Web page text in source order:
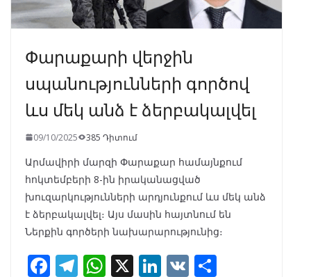
Փարաքարի վերջին
սպանությունների գործով
ևս մեկ անձ է ձերբակալվել
09/10/2025 385 Դիտում
Արմավիրի մարզի Փարաքար համայնքում
հոկտեմբերի 8-ին իրականացված
խուզարկությունների արդյունքում ևս մեկ անձ
է ձերբակալվել։ Այս մասին հայտնում են
Ներքին գործերի նախարարությունից։
F T W X Li V